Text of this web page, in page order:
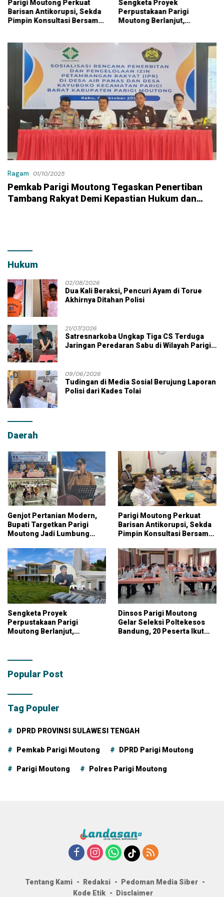
Parigi Moutong Perkuat
Barisan Antikorupsi, Sekda
Pimpin Konsultasi Bersama
Sengketa Proyek
Perpustakaan Parigi
Moutong Berlanjut,
dengan Dana Pribadi
Ragam 01/10/2025
Pemkab Parigi Moutong Tegaskan Penertiban
Tambang Rakyat Demi Kepastian Hukum dan
Hukum
02/08/2026
Dua Kali Beraksi, Pencuri Ayam di Torue
Akhirnya Ditahan Polisi
21/07/2026
Satresnarkoba Ungkap Tiga CS Terduga
Jaringan Peredaran Sabu di Wilayah Parigi
09/06/2026
Tudingan di Media Sosial Berujung Laporan
Polisi dari Kades Tolai
Daerah
Genjot Pertanian Modern,
Bupati Targetkan Parigi
Moutong Jadi Lumbung
Parigi Moutong Perkuat
Barisan Antikorupsi, Sekda
Pimpin Konsultasi Bersama
Sengketa Proyek
Perpustakaan Parigi
Moutong Berlanjut,
dengan Dana Pribadi
Dinsos Parigi Moutong
Gelar Seleksi Poltekesos
Bandung, 20 Peserta Ikut
Popular Post
Tag Populer
DPRD PROVINSI SULAWESI TENGAH
Pemkab Parigi Moutong DPRD Parigi Moutong
Parigi Moutong Polres Parigi Moutong
Tentang Kami Redaksi
Pedoman Media Siber
Kode Etik
Disclaimer